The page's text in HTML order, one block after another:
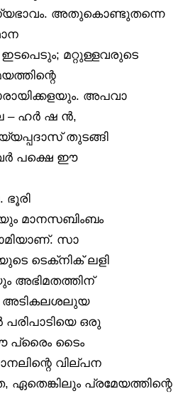
അതുകൊണ്ടുതന്നെ
മറ്റുള്ളവരുടെ
അപവാ
– ഹർ ഷ ൻ,
തുടങ്ങി
പക്ഷെ ഈ
ഭൂരി
മാനസബിംബം
സാ
ടെക്‌നിക് ലളി
അഭിമതത്തിന്
അടികലശലുയ
ഒരു
ഈ പ്രൈം ടൈം
വില്പന
പ്രമേയത്തിന്റെ